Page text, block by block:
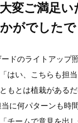
変ご満足
がでした
ドのライトアップ
はい、こちらも担
もとは植栽がある
に何パターンも時
チームで意見を出